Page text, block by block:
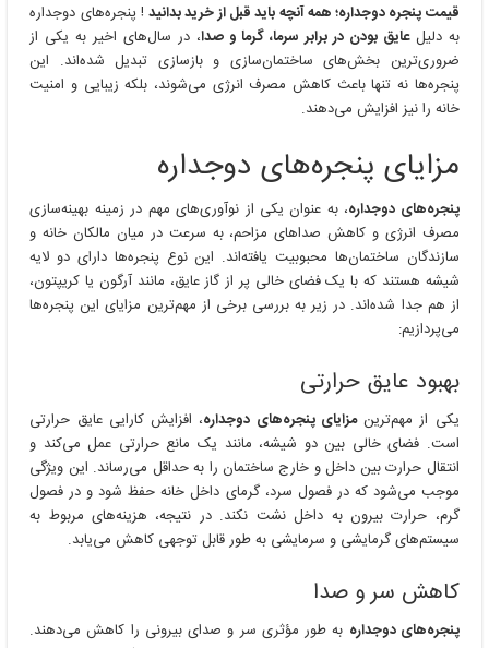
قیمت پنجره دوجداره؛ همه آنچه باید قبل از خرید بدانید! پنجره‌های دوجداره
به دلیلعایق بودن در برابر سرما، گرما و صدا، در سال‌های اخیر به یکی از
ضروری‌ترین بخش‌های ساختمان‌سازی و بازسازی تبدیل شده‌اند. این
پنجره‌ها نه تنها باعث کاهش مصرف انرژی می‌شوند، بلکه زیبایی و امنیت
خانه را نیز افزایش می‌دهند.
مزایای پنجره‌های دوجداره
پنجره‌های دوجداره، به عنوان یکی از نوآوری‌های مهم در زمینه بهینه‌سازی
مصرف انرژی و کاهش صداهای مزاحم، به سرعت در میان مالکان خانه و
سازندگان ساختمان‌ها محبوبیت یافته‌اند. این نوع پنجره‌ها دارای دو لایه
شیشه هستند که با یک فضای خالی پر از گاز عایق، مانند آرگون یا کریپتون،
از هم جدا شده‌اند. در زیر به بررسی برخی از مهم‌ترین مزایای این پنجره‌ها
می‌پردازیم:
بهبود عایق حرارتی
یکی از مهم‌ترینمزایای پنجره‌های دوجداره، افزایش کارایی عایق حرارتی
است. فضای خالی بین دو شیشه، مانند یک مانع حرارتی عمل می‌کند و
انتقال حرارت بین داخل و خارج ساختمان را به حداقل می‌رساند. این ویژگی
موجب می‌شود که در فصول سرد، گرمای داخل خانه حفظ شود و در فصول
گرم، حرارت بیرون به داخل نشت نکند. در نتیجه، هزینه‌های مربوط به
سیستم‌های گرمایشی و سرمایشی به طور قابل توجهی کاهش می‌یابد.
کاهش سر و صدا
پنجره‌های دوجداره به طور مؤثری سر و صدای بیرونی را کاهش می‌دهند.